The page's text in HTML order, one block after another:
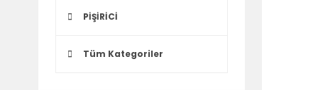
PİŞİRİCİ
Tüm Kategoriler